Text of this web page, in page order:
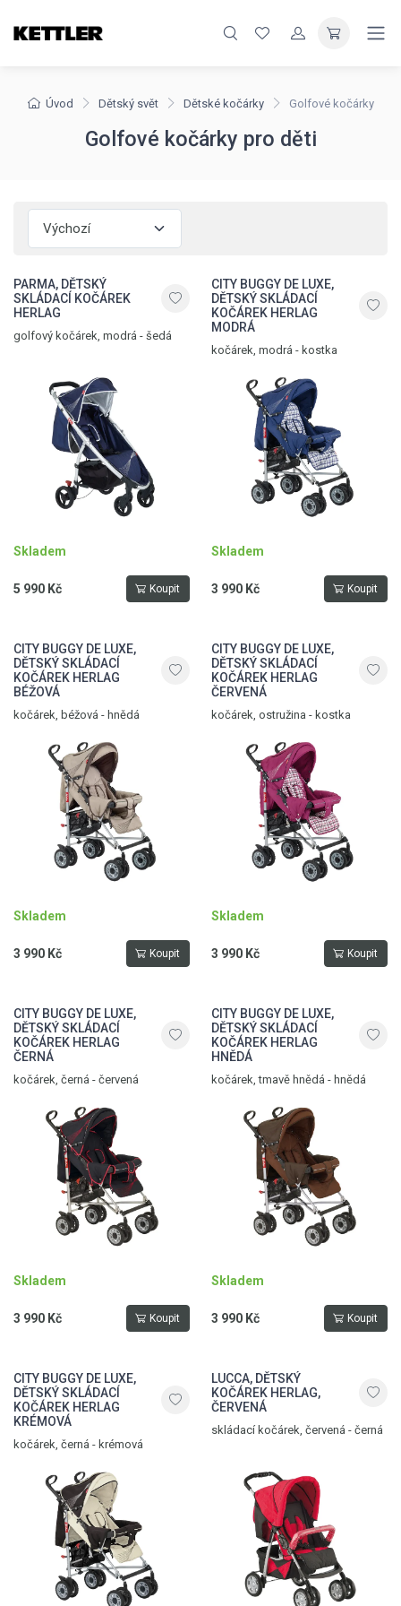
Úvod Dětský svět Dětské kočárky Golfové kočárky
Golfové kočárky pro děti
PARMA, DĚTSKÝ
SKLÁDACÍ KOČÁREK
HERLAG
golfový kočárek, modrá - šedá
Skladem
5 990 Kč Koupit
CITY BUGGY DE LUXE,
DĚTSKÝ SKLÁDACÍ
KOČÁREK HERLAG
MODRÁ
kočárek, modrá - kostka
Skladem
3 990 Kč Koupit
CITY BUGGY DE LUXE,
DĚTSKÝ SKLÁDACÍ
KOČÁREK HERLAG
BÉŽOVÁ
kočárek, béžová - hnědá
Skladem
3 990 Kč Koupit
CITY BUGGY DE LUXE,
DĚTSKÝ SKLÁDACÍ
KOČÁREK HERLAG
ČERVENÁ
kočárek, ostružina - kostka
Skladem
3 990 Kč Koupit
CITY BUGGY DE LUXE,
DĚTSKÝ SKLÁDACÍ
KOČÁREK HERLAG
ČERNÁ
kočárek, černá - červená
Skladem
3 990 Kč Koupit
CITY BUGGY DE LUXE,
DĚTSKÝ SKLÁDACÍ
KOČÁREK HERLAG
HNĚDÁ
kočárek, tmavě hnědá - hnědá
Skladem
3 990 Kč Koupit
CITY BUGGY DE LUXE,
DĚTSKÝ SKLÁDACÍ
KOČÁREK HERLAG
KRÉMOVÁ
kočárek, černá - krémová
LUCCA, DĚTSKÝ
KOČÁREK HERLAG,
ČERVENÁ
skládací kočárek, červená - černá